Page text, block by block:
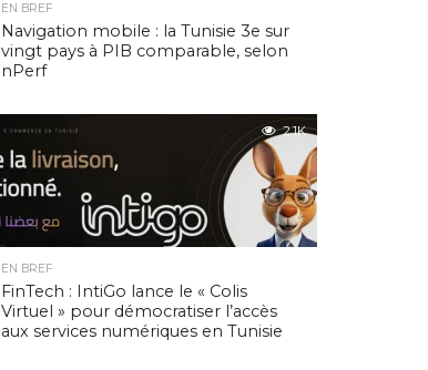
EN BREF
Navigation mobile : la Tunisie 3e sur
vingt pays à PIB comparable, selon
nPerf
2.1K
EN BREF
FinTech : IntiGo lance le « Colis
Virtuel » pour démocratiser l’accès
aux services numériques en Tunisie